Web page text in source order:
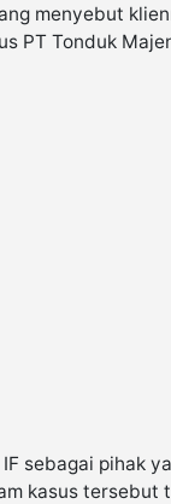
menyebut
PT Tonduk
sebagai pihak
kasus tersebut